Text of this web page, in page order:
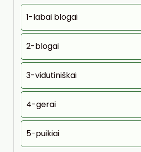
1-labai blogai
2-blogai
3-vidutiniškai
4-gerai
5-puikiai